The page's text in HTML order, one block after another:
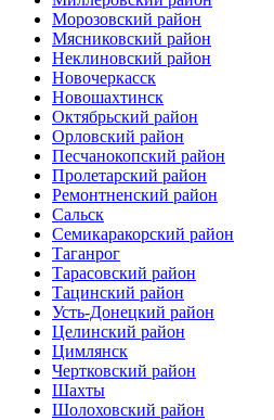
Морозовский район
Мясниковский район
Неклиновский район
Новочеркасск
Новошахтинск
Октябрьский район
Орловский район
Песчанокопский район
Пролетарский район
Ремонтненский район
Сальск
Семикаракорский район
Таганрог
Тарасовский район
Тацинский район
Усть-Донецкий район
Целинский район
Цимлянск
Чертковский район
Шахты
Шолоховский район